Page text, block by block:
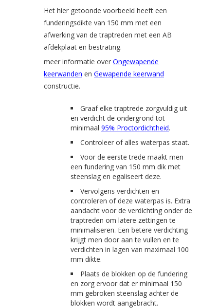
Het hier getoonde voorbeeld heeft een
funderingsdikte van 150 mm met een
afwerking van de traptreden met een AB
afdekplaat en bestrating.
meer informatie over Ongewapende
keerwanden en Gewapende keerwand
constructie.
Graaf elke traptrede zorgvuldig uit
en verdicht de ondergrond tot
minimaal 95% Proctordichtheid.
Controleer of alles waterpas staat.
Voor de eerste trede maakt men
een fundering van 150 mm dik met
steenslag en egaliseert deze.
Vervolgens verdichten en
controleren of deze waterpas is. Extra
aandacht voor de verdichting onder de
traptreden om latere zettingen te
minimaliseren. Een betere verdichting
krijgt men door aan te vullen en te
verdichten in lagen van maximaal 100
mm dikte.
Plaats de blokken op de fundering
en zorg ervoor dat er minimaal 150
mm gebroken steenslag achter de
blokken wordt aangebracht.